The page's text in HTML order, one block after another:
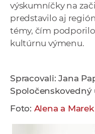
výskumníčky na
predstavilo aj
témy, čím
kultúrnu výmenu.
Spracovali: Jana
Spoločenskovedný
Foto: Alena a